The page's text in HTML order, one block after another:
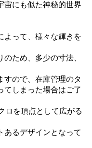
宙にも似た神秘的世界
よって、様々な輝きを
ため、多少の寸法、
すので、在庫管理のタ
てしまった場合はご了
ロを頂点として広がる
あるデザインとなって